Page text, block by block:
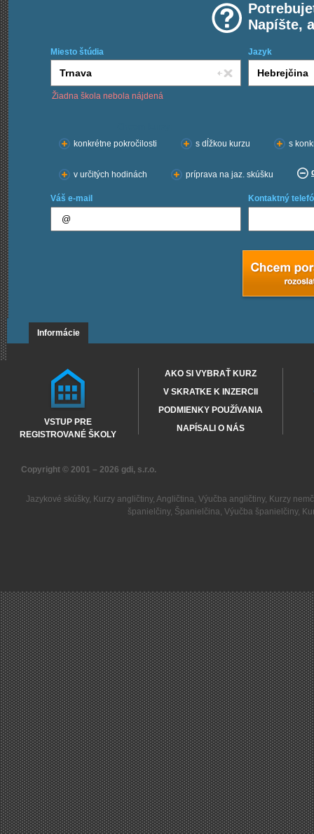
Napíšte,
Miesto štúdia Jazyk
Žiadna škola nebola nájdená
konkrétne pokročilosti
s dĺžkou kurzu s
v určitých hodinách príprava na jaz. skúšku
Váš e-mail Kontaktný
Informácie
VSTUP PRE
REGISTROVANÉ ŠKOLY
AKO SI VYBRAŤ KURZ
V SKRATKE K INZERCII
PODMIENKY POUŽÍVANIA
NAPÍSALI O NÁS
Copyright © 2001 – 2026 gdi, s.r.o.
Jazykové skúšky, Kurzy angličtiny, Angličtina, Výučba angličtiny, Kurzy
španielčiny, Španielčina, Výučba španielčiny,